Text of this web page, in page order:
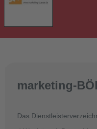
marketing-
Das